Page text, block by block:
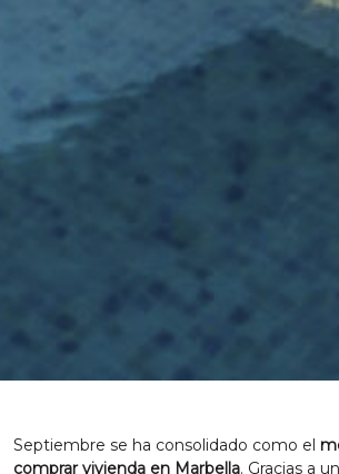
Septiembre se ha consolidado como el
comprar vivienda en Marbella. Gracias a